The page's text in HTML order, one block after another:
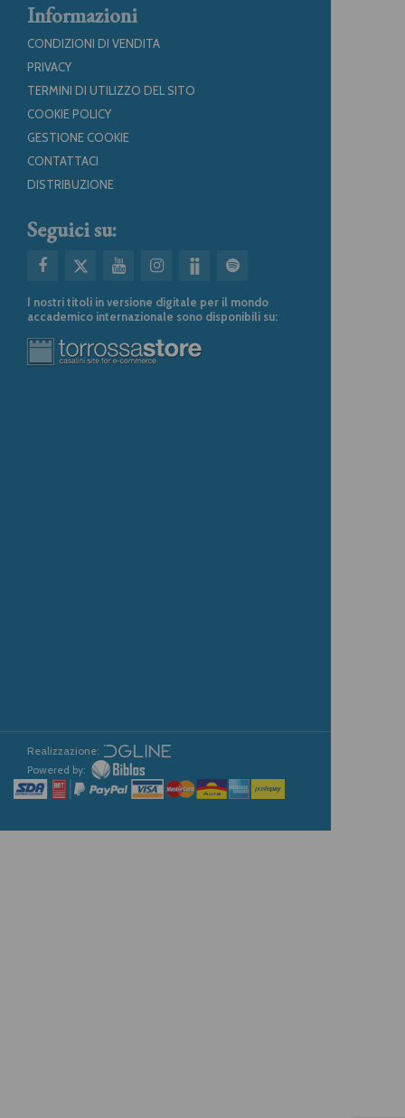
Informazioni
CONDIZIONI DI VENDITA
PRIVACY
TERMINI DI UTILIZZO DEL SITO
COOKIE POLICY
GESTIONE COOKIE
CONTATTACI
DISTRIBUZIONE
Seguici su:
I nostri titoli in versione digitale per il mondo
accademico internazionale sono disponibili su:
Realizzazione:
Powered by: